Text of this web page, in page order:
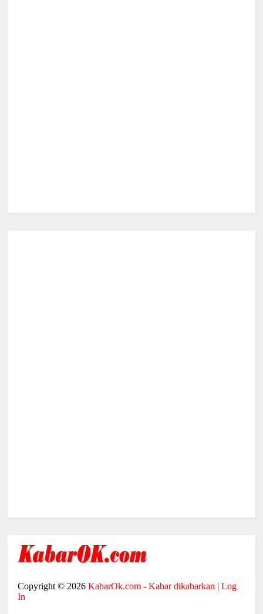
Copyright © 2026KabarOk.com - Kabar dikabarkan |Log
In